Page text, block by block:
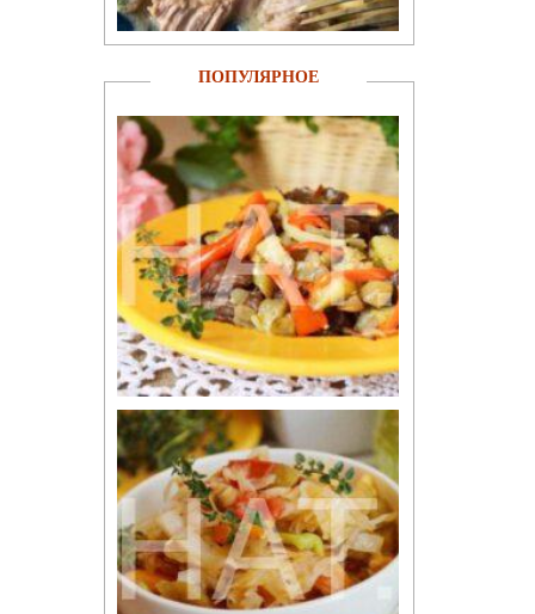
ПОПУЛЯРНОЕ